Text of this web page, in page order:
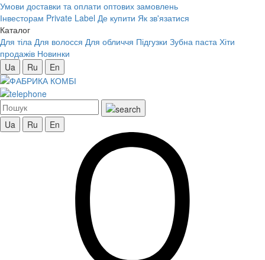
Умови доставки та оплати оптових замовлень
Інвесторам Private Label Де купити Як зв'язатися
Каталог
Для тіла Для волосся Для обличчя Підгузки Зубна паста Хіти
продажів Новинки
Ua
Ru En
Ua Ru En